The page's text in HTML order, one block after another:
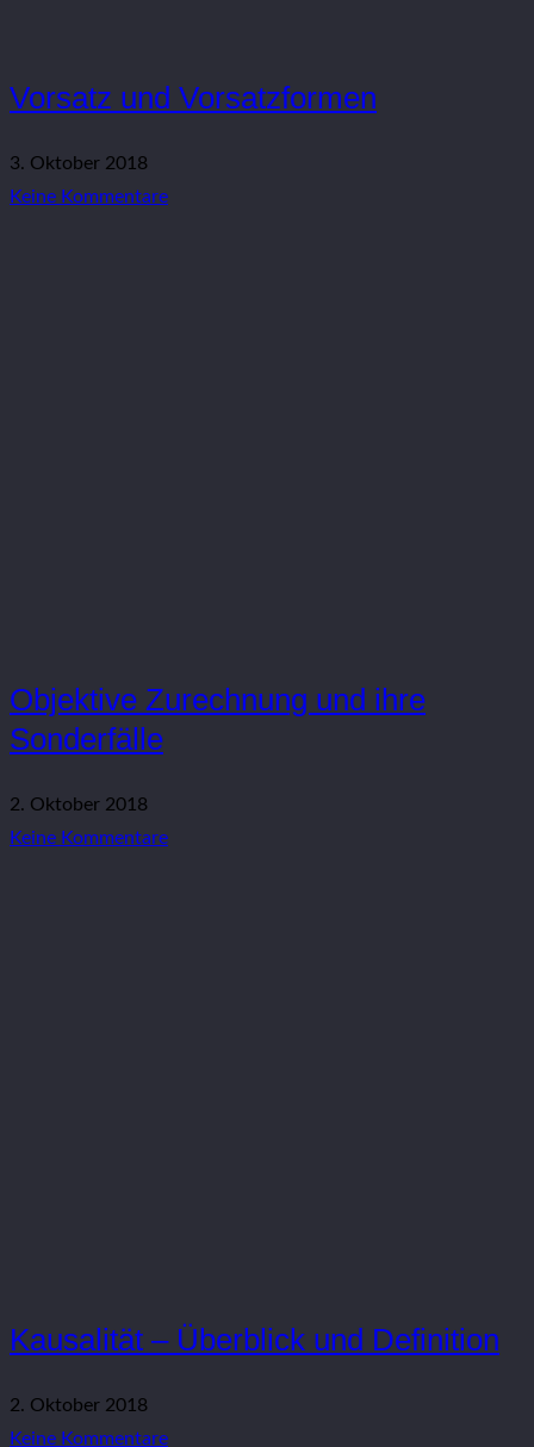
Vorsatz und Vorsatzformen
3. Oktober 2018
Keine Kommentare
Objektive Zurechnung und ihre
Sonderfälle
2. Oktober 2018
Keine Kommentare
Kausalität – Überblick und Definition
2. Oktober 2018
Keine Kommentare